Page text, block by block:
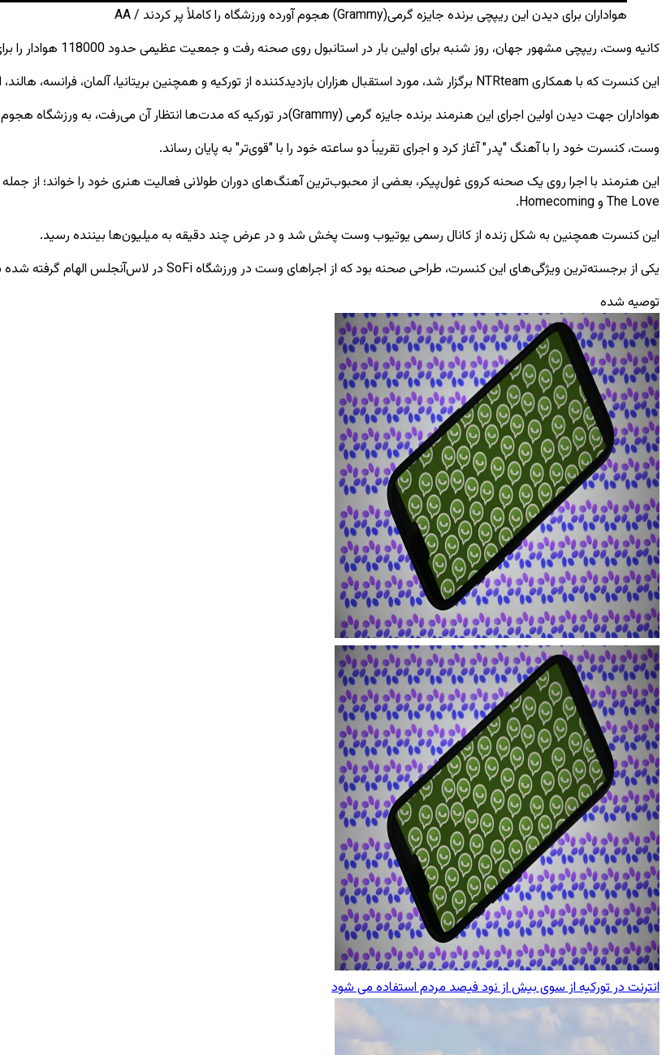
هواداران برای دیدن این ریپچی برنده جایزه گرمی(Grammy) هجوم آورده ورزشگاه را کاملاً پر کردند / AA
کانیه وست، ریپچی مشهور جهان، روز شنبه برای اولین بار در استانبول روی صحنه رفت و جمعیت عظیمی حدود 118000 هوادار را برای یکی از بزرگترین برنامه های موسیقی سال به ورزشگاه المپیک آتاتورک کشاند.
این کنسرت که با همکاری NTRteam برگزار شد، مورد استقبال هزاران بازدیدکننده از تورکیه و همچنین بریتانیا، آلمان، فرانسه، هالند، ایتالیا، روسیه، پولند و کشورهای خاورمیانه قرار گرفت.
هواداران جهت دیدن اولین اجرای این هنرمند برنده جایزه گرمی (Grammy)در تورکیه که مدت‌ها انتظار آن می‌رفت، به ورزشگاه هجوم آوردند و ساعت‌ها قبل از شروع کنسرت، ورزشگاه را پر کردند.
وست، کنسرت خود را با آهنگ "پدر" آغاز کرد و اجرای تقریباً دو ساعته خود را با "قوی‌تر" به پایان رساند.
The Love و Homecoming.
این کنسرت همچنین به شکل زنده از کانال رسمی یوتیوب وست پخش شد و در عرض چند دقیقه به میلیون‌ها بیننده رسید.
یکی از برجسته‌ترین ویژگی‌های این کنسرت، طراحی صحنه بود که از اجراهای وست در ورزشگاه SoFi در لاس‌آنجلس الهام گرفته شده بود.
توصیه شده
انترنت در تورکیه از سوی بیش از نود فیصد مردم استفاده می شود